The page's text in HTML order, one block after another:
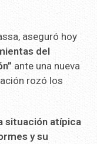
aseguró hoy
del
ante una nueva
rozó los
situación atípica
y su